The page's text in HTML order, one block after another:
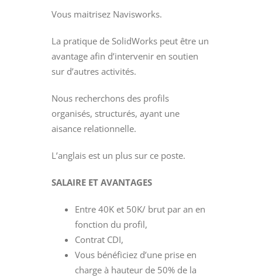
Vous maitrisez Navisworks.
La pratique de SolidWorks peut être un
avantage afin d’intervenir en soutien
sur d’autres activités.
Nous recherchons des profils
organisés, structurés, ayant une
aisance relationnelle.
L’anglais est un plus sur ce poste.
SALAIRE ET AVANTAGES
Entre 40K et 50K/ brut par an en
fonction du profil,
Contrat CDI,
Vous bénéficiez d’une prise en
charge à hauteur de 50% de la